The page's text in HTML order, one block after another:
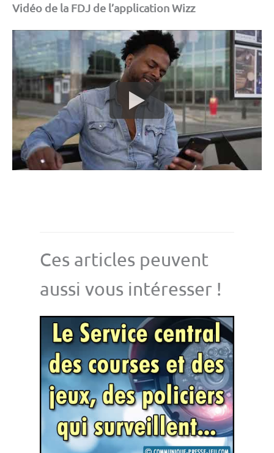
Vidéo de la FDJ de l’application Wizz
Ces articles peuvent
aussi vous intéresser !